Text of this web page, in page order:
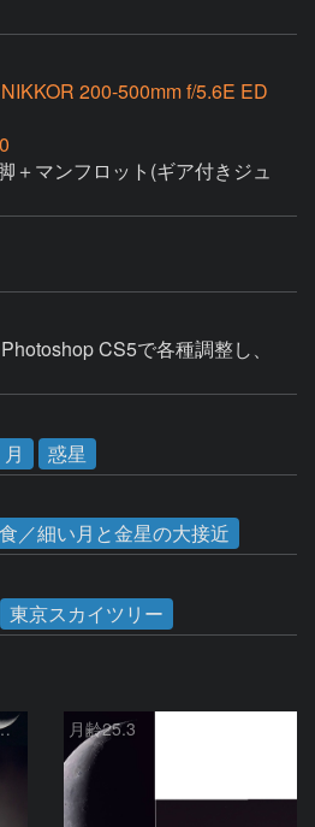
200-500mm f/5.6E ED
＋マンフロット(ギア付きジュ
CS5で各種調整し、
月
惑星
／細い月と金星の大接近
東京スカイツリー
（おうし座β星） 月齢25.3